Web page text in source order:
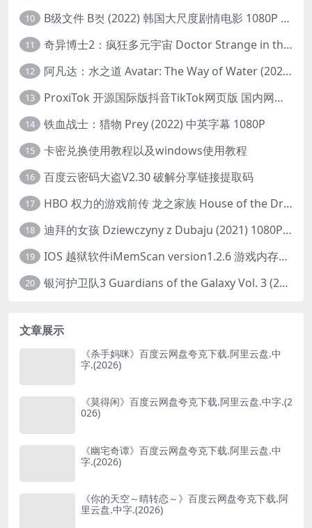
10 B级文件 B컷 (2022) 韩国大尺度剧情电影 1080P 中字
11 奇异博士2：疯狂多元宇宙 Doctor Strange in the Multiverse of Madness (2022) 高清版1080p
12 阿凡达：水之道 Avatar: The Way of Water (2022) 1080p 2k 4k 中文字幕
13 ProxiTok 开源国际版抖音TikTok网页版 国内网络直连
14 铁血战士：猎物 Prey (2022) 中英字幕 1080P
15 卡密兑换使用教程以及windows使用教程
16 百度云密码大盗V2.30 破解分享链接提取码
17 HBO 权力的游戏前传 龙之家族 House of the Dragon (2022) 中字 1080P 更新4集
18 迪拜的女孩 Dziewczyny z Dubaju (2021) 1080P 中字
19 IOS 越狱软件iMemScan version1.2.6 游戏内存修改器
20 银河护卫队3 Guardians of the Galaxy Vol. 3 (2023)4K高清资源1080p只分享精品
文章展示
《杀手妈咪》百度云网盘夸克下载.阿里云盘.中
字.(2026)
《莫得闲》百度云网盘夸克下载.阿里云盘.中字.(2
026)
《幽宅奇谭》百度云网盘夸克下载.阿里云盘.中
字.(2026)
《你的天空～晴转恋～》百度云网盘夸克下载.阿
里云盘.中字.(2026)